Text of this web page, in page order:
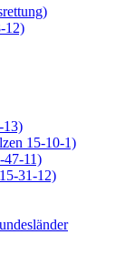
12)
13)
15-10-1)
47-11)
31-12)